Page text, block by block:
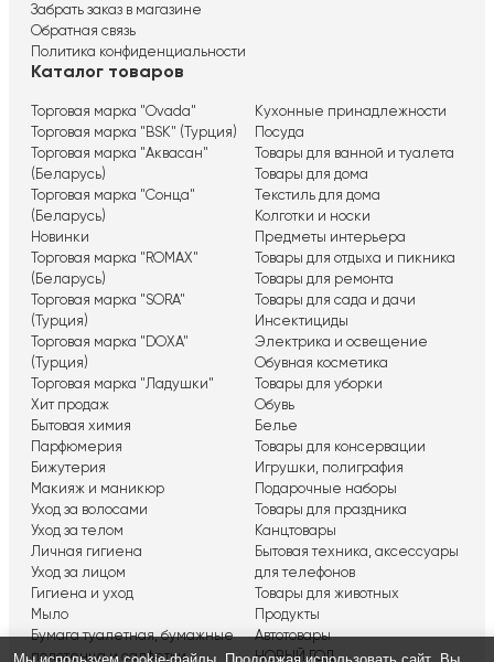
Забрать заказ в магазине
Обратная связь
Политика конфиденциальности
Каталог товаров
Торговая марка "Ovada"
Торговая марка "BSK" (Турция)
Торговая марка "Аквасан"
(Беларусь)
Торговая марка "Сонца"
(Беларусь)
Новинки
Торговая марка "ROMAX"
(Беларусь)
Торговая марка "SORA"
(Турция)
Торговая марка "DOXA"
(Турция)
Торговая марка "Ладушки"
Хит продаж
Бытовая химия
Парфюмерия
Бижутерия
Макияж и маникюр
Уход за волосами
Уход за телом
Личная гигиена
Уход за лицом
Гигиена и уход
Мыло
Бумага туалетная, бумажные
полотенца и салфетки
Кухонные принадлежности
Посуда
Товары для ванной и туалета
Товары для дома
Текстиль для дома
Колготки и носки
Предметы интерьера
Товары для отдыха и пикника
Товары для ремонта
Товары для сада и дачи
Инсектициды
Электрика и освещение
Обувная косметика
Товары для уборки
Обувь
Белье
Товары для консервации
Игрушки, полиграфия
Подарочные наборы
Товары для праздника
Канцтовары
Бытовая техника, аксессуары
для телефонов
Товары для животных
Продукты
Автотовары
НОВЫЙ ГОД